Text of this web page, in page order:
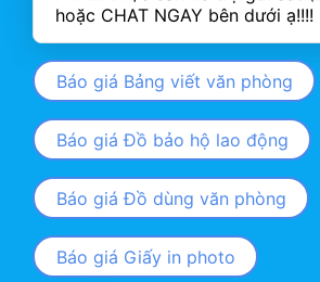
Báo giá Bảng viết văn phòng
Báo giá Đồ bảo hộ lao động
Báo giá Đồ dùng văn phòng
Báo giá Giấy in photo